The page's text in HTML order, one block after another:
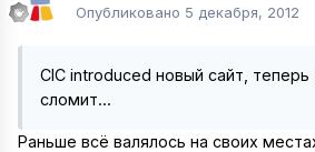
Опубликовано 5 декабря, 2012
CIC introduced новый сайт, теперь
сломит...
Раньше всё валялось на своих